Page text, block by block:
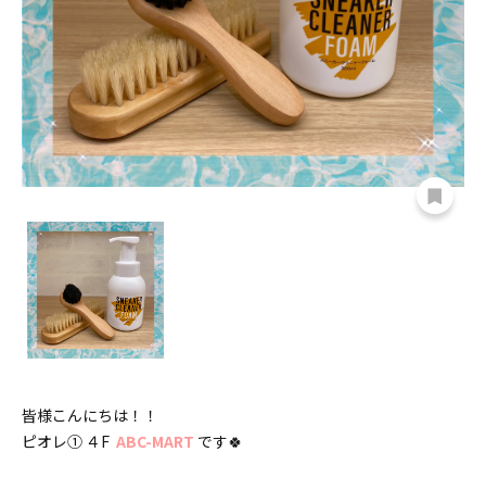
皆様こんにちは！！
ピオレ① ４F ABC-MART です🍀